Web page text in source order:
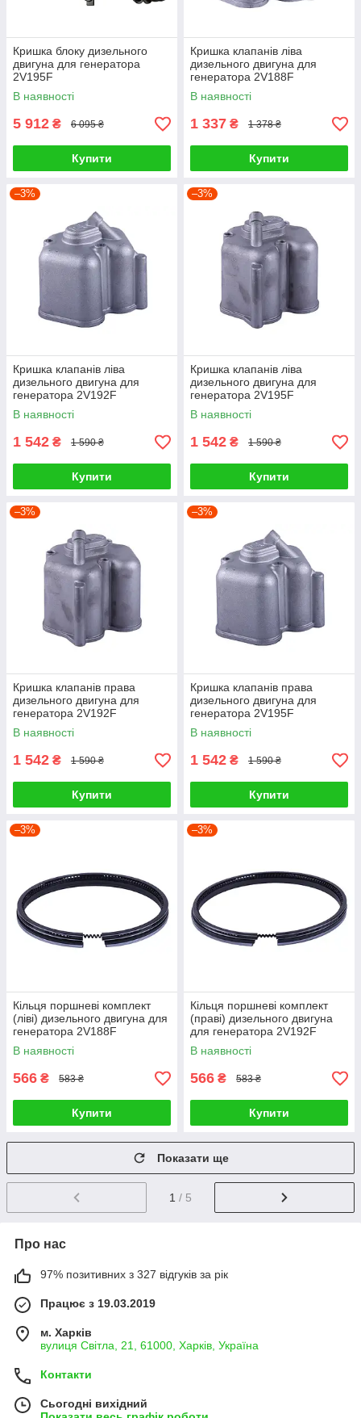
Кришка блоку дизельного
двигуна для генератора
2V195F
В наявності
5 912 ₴ 6 095 ₴
Купити
Кришка клапанів ліва
дизельного двигуна для
генератора 2V188F
В наявності
1 337 ₴ 1 378 ₴
Купити
–3%
Кришка клапанів ліва
дизельного двигуна для
генератора 2V192F
В наявності
1 542 ₴ 1 590 ₴
Купити
–3%
Кришка клапанів ліва
дизельного двигуна для
генератора 2V195F
В наявності
1 542 ₴ 1 590 ₴
Купити
–3%
Кришка клапанів права
дизельного двигуна для
генератора 2V192F
В наявності
1 542 ₴ 1 590 ₴
Купити
–3%
Кришка клапанів права
дизельного двигуна для
генератора 2V195F
В наявності
1 542 ₴ 1 590 ₴
Купити
–3%
Кільця поршневі комплект
(ліві) дизельного двигуна для
генератора 2V188F
В наявності
566 ₴ 583 ₴
Купити
–3%
Кільця поршневі комплект
(праві) дизельного двигуна
для генератора 2V192F
В наявності
566 ₴ 583 ₴
Купити
Показати ще
1 / 5
Про нас
97% позитивних з 327 відгуків за рік
Працює з 19.03.2019
м. Харків
вулиця Світла, 21, 61000, Харків, Україна
Контакти
Сьогодні вихідний